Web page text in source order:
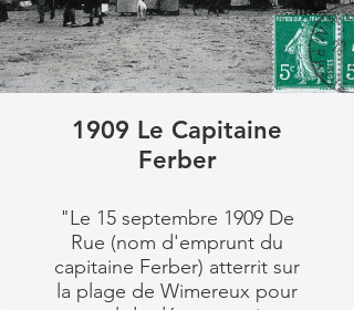
charge de l'entretien.
Lire plus
Illustration :
Le chateau Barry (colorisé)
La maison du gardien (Noir
Lire plus
1909 Le Capitaine
Ferber
"Le 15 septembre 1909 De
Rue (nom d'emprunt du
capitaine Ferber) atterrit sur
la plage de Wimereux pour